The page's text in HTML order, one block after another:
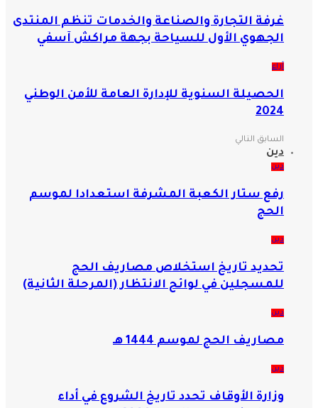
غرفة التجارة والصناعة والخدمات تنظم المنتدى
الجهوي الأول للسياحة بجهة مراكش آسفي
آراء
الحصيلة السنوية للإدارة العامة للأمن الوطني
2024
السابق التالي
دين
دين
رفع ستار الكعبة المشرفة استعدادا لموسم
الحج
دين
تحديد تاريخ استخلاص مصاريف الحج
للمسجلين في لوائح الانتظار (المرحلة الثانية)
دين
مصاريف الحج لموسم 1444 هـ
دين
وزارة الأوقاف تحدد تاريخ الشروع في أداء